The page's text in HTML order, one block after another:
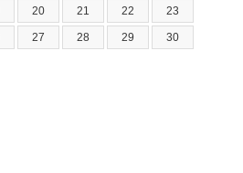
20 21 22 23
27 28 29 30